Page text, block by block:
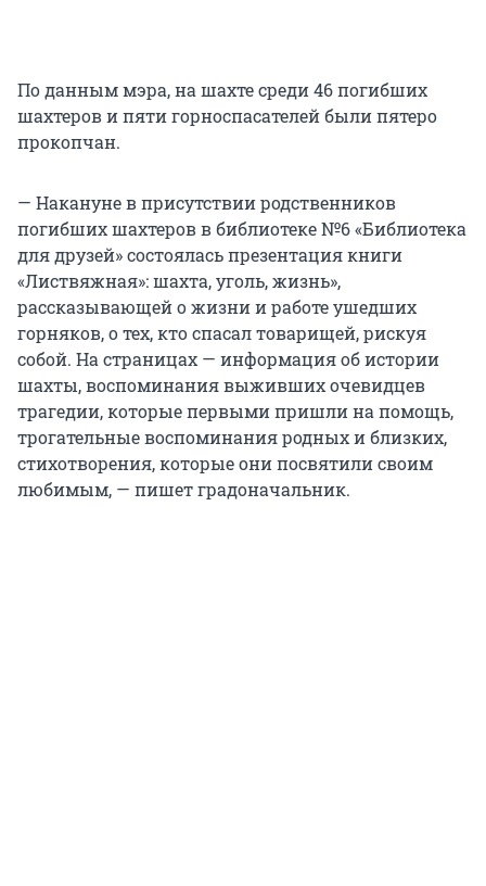
По данным мэра, на шахте среди 46 погибших
шахтеров и пяти горноспасателей были пятеро
прокопчан.
— Накануне в присутствии родственников
погибших шахтеров в библиотеке №6 «Библиотека
для друзей» состоялась презентация книги
«Листвяжная»: шахта, уголь, жизнь»,
рассказывающей о жизни и работе ушедших
горняков, о тех, кто спасал товарищей, рискуя
собой. На страницах — информация об истории
шахты, воспоминания выживших очевидцев
трагедии, которые первыми пришли на помощь,
трогательные воспоминания родных и близких,
стихотворения, которые они посвятили своим
любимым, — пишет градоначальник.